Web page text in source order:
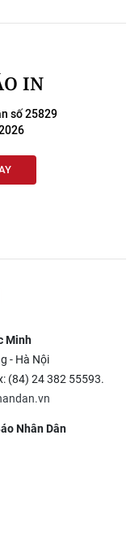
IN
số 25829
Minh
- Hà Nội
(84) 24 382 55593.
Nhân Dân